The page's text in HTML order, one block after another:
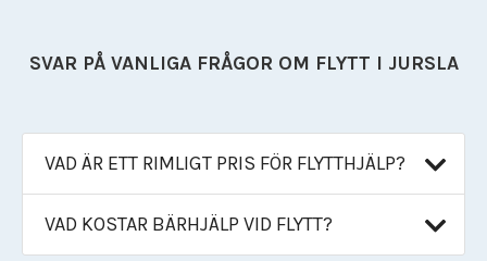
Flyttfirma Saltsjöbaden
Flyttfirma Stockholm Tyskland
Flyttfirma Surahammar
Flyttfirma Tranås
SVAR PÅ VANLIGA FRÅGOR OM FLYTT I JURSLA
VAD ÄR ETT RIMLIGT PRIS FÖR FLYTTHJÄLP?
Trygg hjälp till rätt pris — utan
VAD KOSTAR BÄRHJÄLP VID FLYTT?